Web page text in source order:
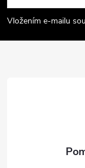
Vložením e-mailu